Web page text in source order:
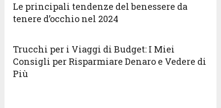
Le principali tendenze del benessere da
tenere d’occhio nel 2024
Trucchi per i Viaggi di Budget: I Miei
Consigli per Risparmiare Denaro e Vedere di
Più